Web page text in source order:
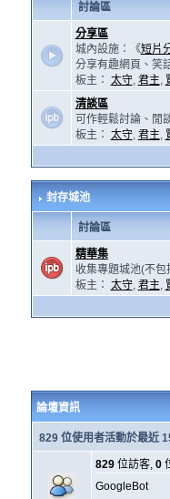
討論區
分享區
城內設施：《短片
分享有趣網頁、笑
板主： 太守, 君主,
清談區
可作輕鬆討論、閒
板主： 太守, 君主,
封存城池
討論區
精華集
收集專題城池(不
板主： 太守, 君主,
論壇資訊
829 位使用者活動於最近
829位訪客, 0
GoogleBot